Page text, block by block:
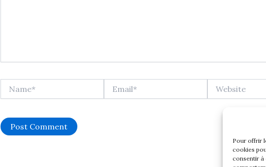
Pour offrir
cookies
consentir à